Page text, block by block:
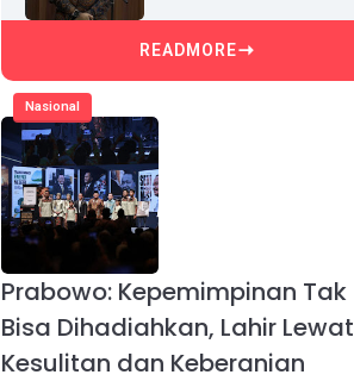
READMORE
Nasional
Prabowo: Kepemimpinan Tak
Bisa Dihadiahkan, Lahir Lewat
Kesulitan dan Keberanian